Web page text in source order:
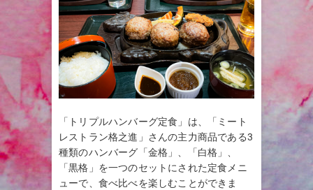
「トリプルハンバーグ定食」は、「ミート
レストラン格之進」さんの主力商品である3
種類のハンバーグ「金格」、「白格」、
「黒格」を一つのセットにされた定食メニ
ューで、食べ比べを楽しむことができま